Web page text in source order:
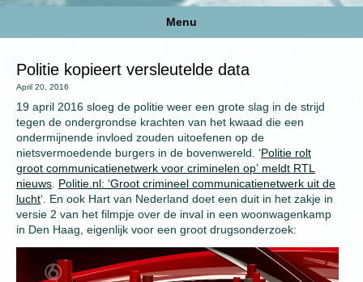
Menu
Politie kopieert versleutelde data
April 20, 2016
19 april 2016 sloeg de politie weer een grote slag in de strijd
tegen de ondergrondse krachten van het kwaad die een
ondermijnende invloed zouden uitoefenen op de
nietsvermoedende burgers in de bovenwereld. ‘Politie rolt
groot communicatienetwerk voor criminelen op’ meldt RTL
nieuws Politie.nl: ‘Groot crimineel communicatienetwerk uit de
lucht‘. En ook Hart van Nederland doet een duit in het zakje in
versie 2 van het filmpje over de inval in een woonwagenkamp
in Den Haag, eigenlijk voor een groot drugsonderzoek:
Player